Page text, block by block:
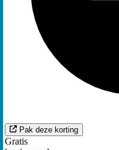
Pak deze korting
Gratis